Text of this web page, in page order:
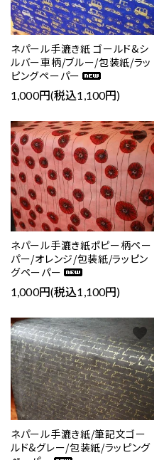
ネパール手漉き紙 ゴールド&シ
ルバー車柄/ブルー/包装紙/ラッ
ピングペーパー
1,000円(税込1,100円)
ネパール手漉き紙ポピー柄ペー
パー/オレンジ/包装紙/ラッピン
グペーパー
1,000円(税込1,100円)
favorite
ネパール手漉き紙/筆記文ゴー
ルド&グレー/包装紙/ラッピング
favorite